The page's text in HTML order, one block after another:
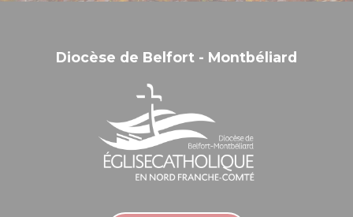
Diocèse de Belfort - Montbéliard